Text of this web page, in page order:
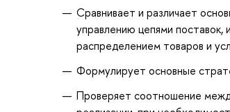
Сравнивает и различает
управлению цепями поставок,
распределением товаров и
Формулирует основные
Проверяет соотношение